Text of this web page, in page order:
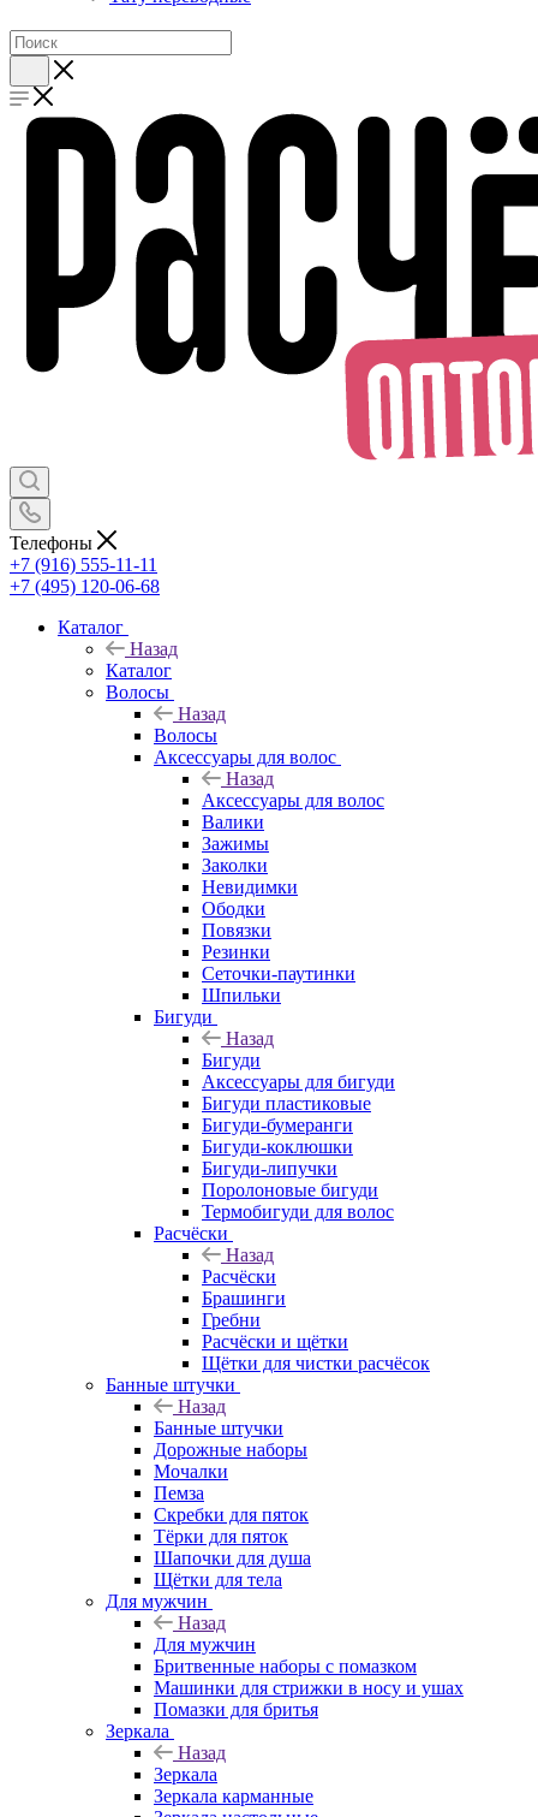
Телефоны
+7 (916) 555-11-11
+7 (495) 120-06-68
Каталог
Назад
Каталог
Волосы
Назад
Волосы
Аксессуары для волос
Назад
Аксессуары для волос
Валики
Зажимы
Заколки
Невидимки
Ободки
Повязки
Резинки
Сеточки-паутинки
Шпильки
Бигуди
Назад
Бигуди
Аксессуары для бигуди
Бигуди пластиковые
Бигуди-бумеранги
Бигуди-коклюшки
Бигуди-липучки
Поролоновые бигуди
Термобигуди для волос
Расчёски
Назад
Расчёски
Брашинги
Гребни
Расчёски и щётки
Щётки для чистки расчёсок
Банные штучки
Назад
Банные штучки
Дорожные наборы
Мочалки
Пемза
Скребки для пяток
Тёрки для пяток
Шапочки для душа
Щётки для тела
Для мужчин
Назад
Для мужчин
Бритвенные наборы с помазком
Машинки для стрижки в носу и ушах
Помазки для бритья
Зеркала
Назад
Зеркала
Зеркала карманные